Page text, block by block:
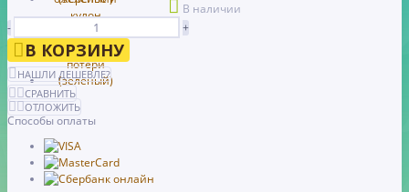
В наличии
-
+
В КОРЗИНУ
НАШЛИ ДЕШЕВЛЕ?
СРАВНИТЬ
ОТЛОЖИТЬ
Способы оплаты